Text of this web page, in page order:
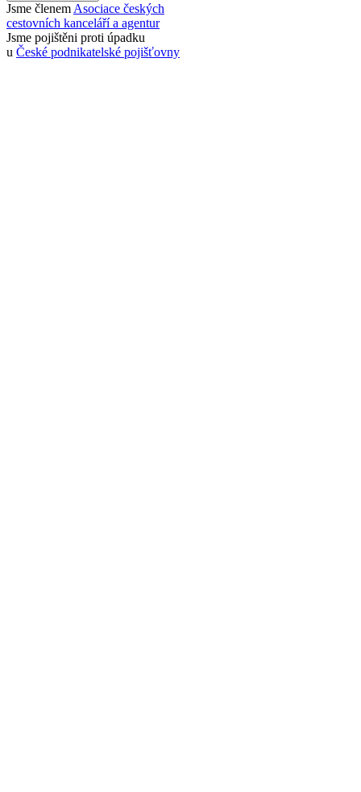
Jsme členem Asociace českých
cestovních kanceláří a agentur
Jsme pojištěni proti úpadku
u České podnikatelské pojišťovny